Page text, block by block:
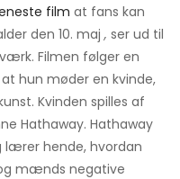
film at fans kan
den 10. maj , ser ud til
Filmen følger en
hun møder en kvinde,
Kvinden spilles af
Hathaway. Hathaway
lærer hende, hvordan
mænds negative